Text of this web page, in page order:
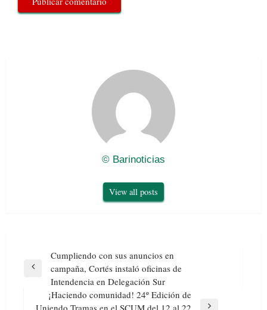
© Barinoticias
View all posts
Navegación
de
entradas
Previous
Cumpliendo con sus anuncios en
campaña, Cortés instaló oficinas de
Intendencia en Delegación Sur
¡Haciendo comunidad! 24º Edición de